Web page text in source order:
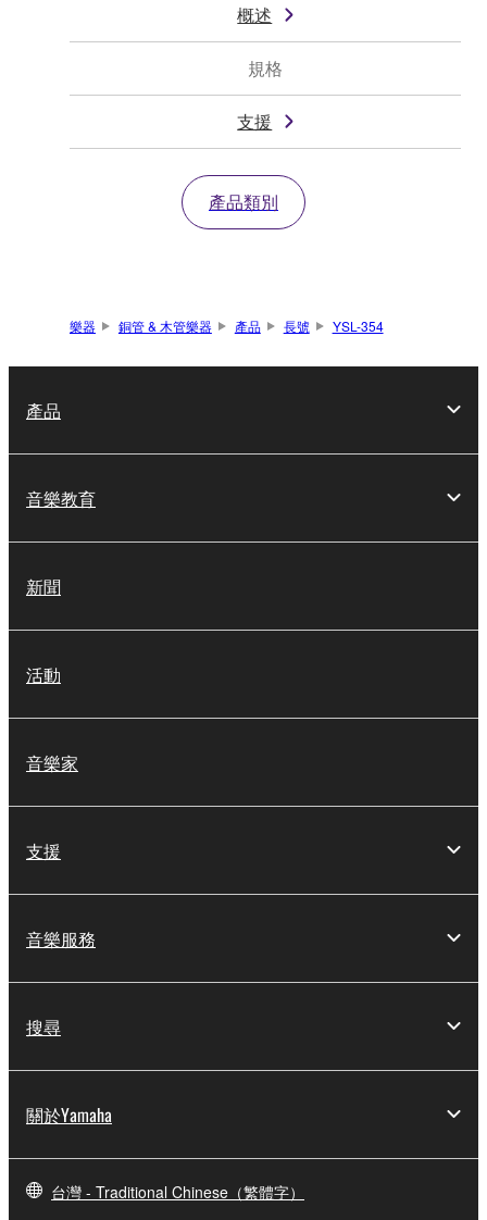
概述
規格
支援
產品類別
樂器 銅管 & 木管樂器 產品 長號 YSL-354
產品
音樂教育
新聞
活動
音樂家
支援
音樂服務
搜尋
關於Yamaha
台灣 - Traditional Chinese（繁體字）